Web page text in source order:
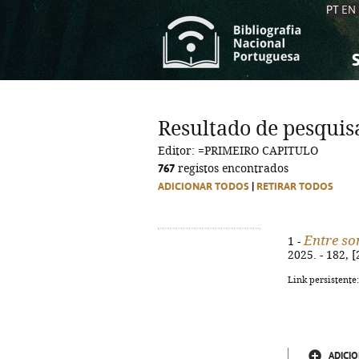
PT EN
Resultado de
Editor: =PRIMEIRO CAPITULO
767 registos encontrados
ADICIONAR TODOS RETIRAR TODOS
1 - Entre
2025. - 182,
Link